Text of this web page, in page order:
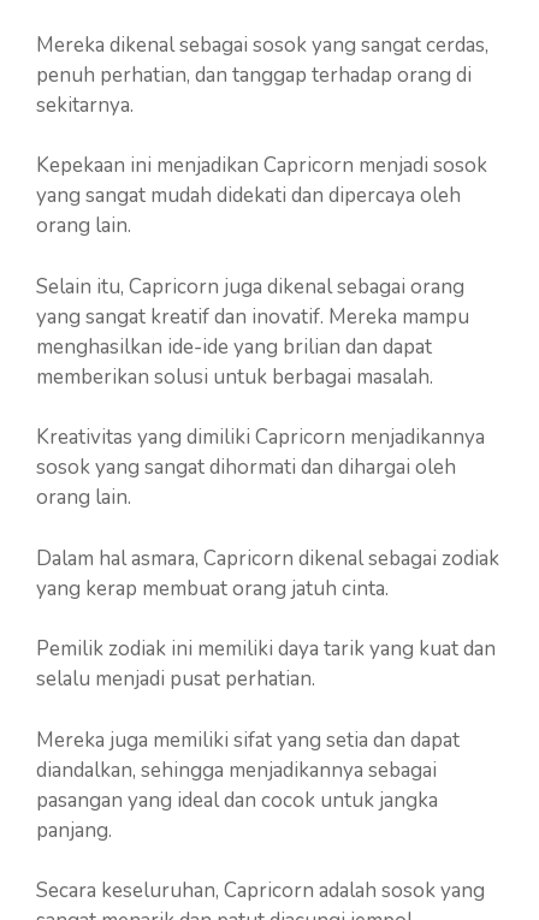
Mereka dikenal sebagai sosok yang sangat cerdas,
penuh perhatian, dan tanggap terhadap orang di
sekitarnya.
Kepekaan ini menjadikan Capricorn menjadi sosok
yang sangat mudah didekati dan dipercaya oleh
orang lain.
Selain itu, Capricorn juga dikenal sebagai orang
yang sangat kreatif dan inovatif. Mereka mampu
menghasilkan ide-ide yang brilian dan dapat
memberikan solusi untuk berbagai masalah.
Kreativitas yang dimiliki Capricorn menjadikannya
sosok yang sangat dihormati dan dihargai oleh
orang lain.
Dalam hal asmara, Capricorn dikenal sebagai zodiak
yang kerap membuat orang jatuh cinta.
Pemilik zodiak ini memiliki daya tarik yang kuat dan
selalu menjadi pusat perhatian.
Mereka juga memiliki sifat yang setia dan dapat
diandalkan, sehingga menjadikannya sebagai
pasangan yang ideal dan cocok untuk jangka
panjang.
Secara keseluruhan, Capricorn adalah sosok yang